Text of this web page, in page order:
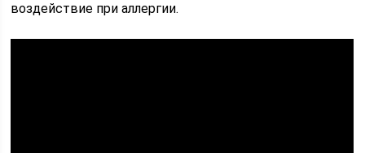
воздействие при аллергии.